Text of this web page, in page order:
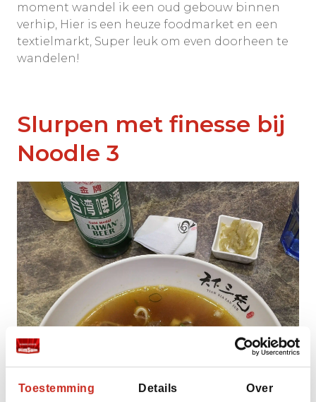
Toestemming Details Over
moment wandel ik een oud gebouw binnen
verhip, Hier is een heuze foodmarket en een
textielmarkt, Super leuk om even doorheen te
wandelen!
Slurpen met finesse bij
Noodle 3